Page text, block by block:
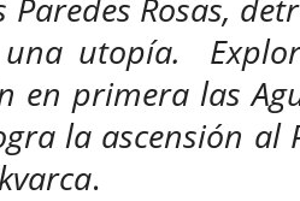
Paredes Rosas,
utopía.
en primera las
la ascensión
.